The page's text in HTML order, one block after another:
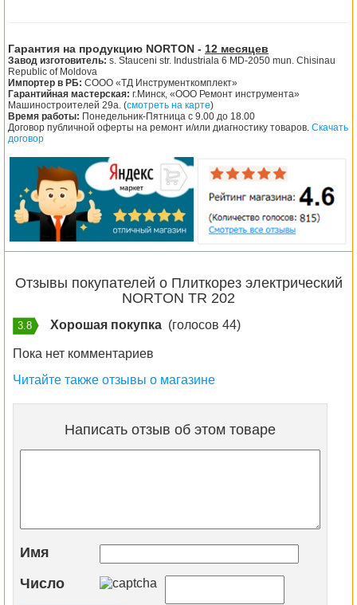
Гарантия на продукцию NORTON - 12 месяцев
Завод изготовитель: s. Stauceni str. Industriala 6 MD-2050 mun. Chisinau
Republic of Moldova
Импортер в РБ: СООО «ТД Инструменткомплект»
Гарантийная мастерская: г.Минск, «ООО Ремонт инструмента»
Машиностроителей 29а. (смотреть на карте)
Время работы: Понедельник-Пятница с 9.00 до 18.00
Договор публичной оферты на ремонт и/или диагностику товаров. Скачать
договор
Отзывы покупателей о Плиткорез электрический
NORTON TR 202
3.8 Хорошая покупка (голосов 44)
Пока нет комментариев
Читайте также отзывы о магазине
Написать отзыв об этом товаре
Имя
Число